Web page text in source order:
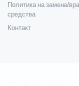
Политика на замена/
средства
Контакт